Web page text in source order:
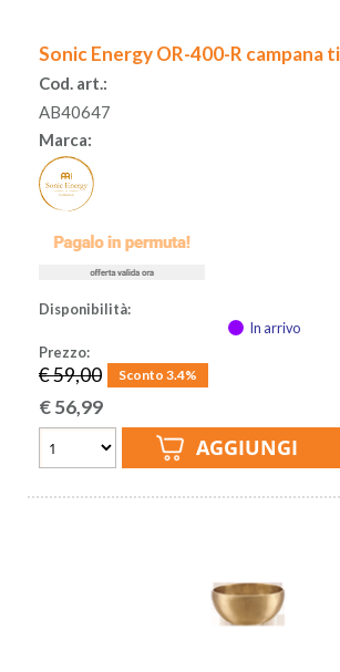
Sonic Energy OR-400-R campana
Cod. art.:
AB40647
Marca:
Disponibilità:
In arrivo
Prezzo:
€ 59,00 Sconto 3.4%
€56,99